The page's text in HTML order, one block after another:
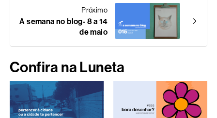
Próximo
A semana no blog- 8 a 14
de maio
Confira na Luneta